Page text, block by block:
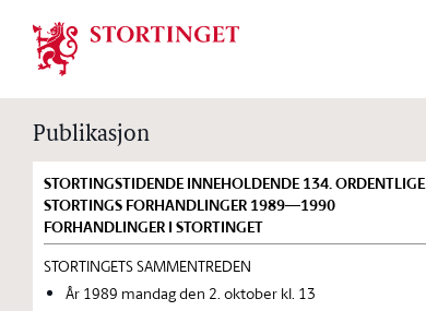
Stortinget.no
Publikasjon
STORTINGSTIDENDE INNEHOLDENDE 134. ORDENTLIGE
STORTINGS FORHANDLINGER 1989—1990
FORHANDLINGER I STORTINGET
STORTINGETS SAMMENTREDEN
År 1989 mandag den 2. oktober kl. 13